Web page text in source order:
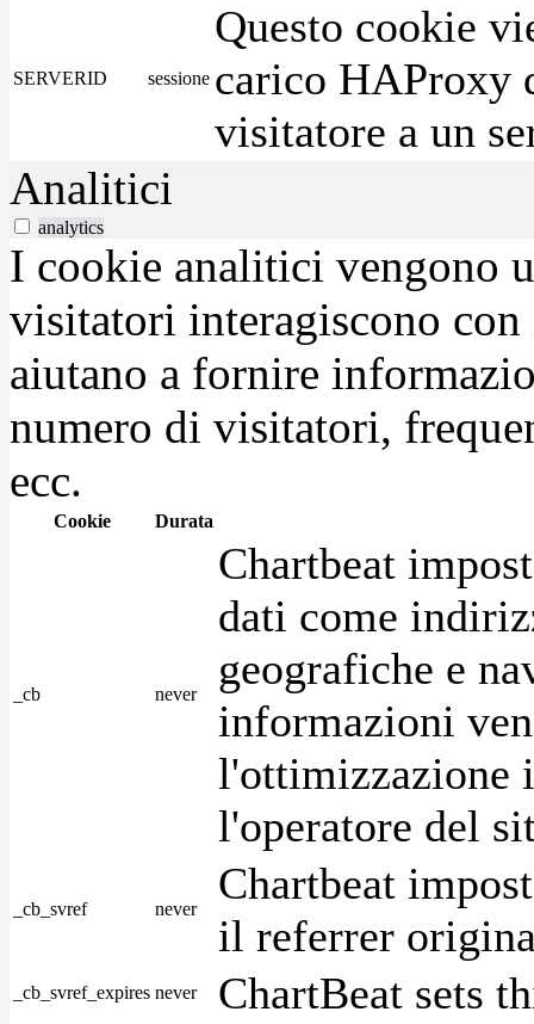
SERVERID sessione
Questo cookie
carico HAProxy
visitatore a un
Analitici
analytics
I cookie analitici vengono
visitatori interagiscono
aiutano a fornire
numero di visitatori,
ecc.
Cookie Durata
_cb never
Chartbeat
dati come
geografiche e
informazioni
l'ottimizzazione
l'operatore del
_cb_svref never
Chartbeat
il referrer
_cb_svref_expires never ChartBeat sets